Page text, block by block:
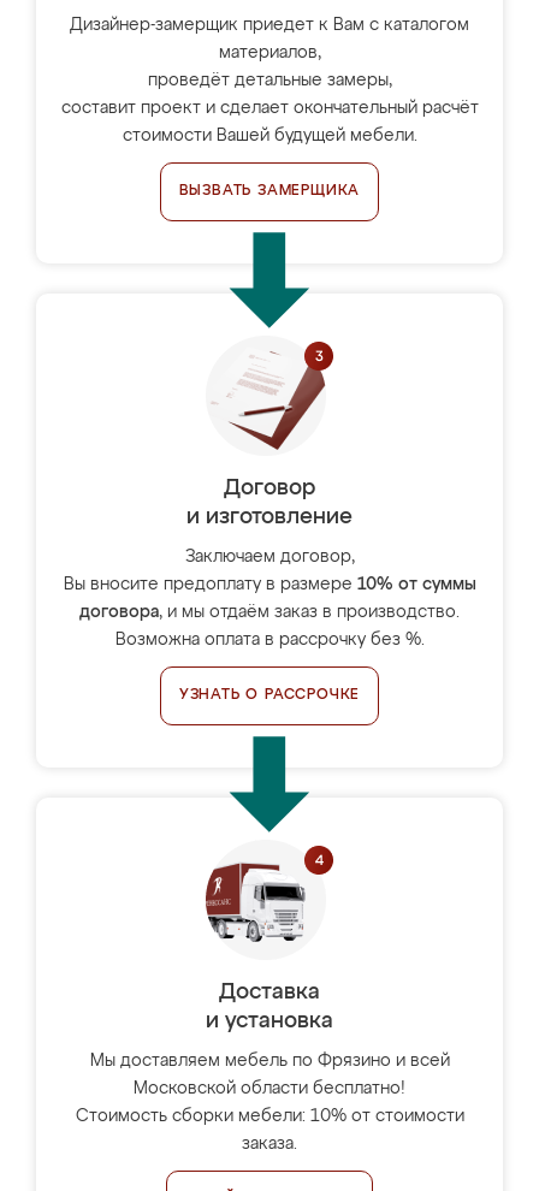
Дизайнер-замерщик приедет к Вам с каталогом
материалов,
проведёт детальные замеры,
составит проект и сделает окончательный расчёт
стоимости Вашей будущей мебели.
ВЫЗВАТЬ ЗАМЕРЩИКА
Договор
и изготовление
Заключаем договор,
Вы вносите предоплату в размере 10% от суммы
договора, и мы отдаём заказ в производство.
Возможна оплата в рассрочку без %.
УЗНАТЬ О РАССРОЧКЕ
Доставка
и установка
Мы доставляем мебель по Фрязино и всей
Московской области бесплатно!
Стоимость сборки мебели: 10% от стоимости
заказа.